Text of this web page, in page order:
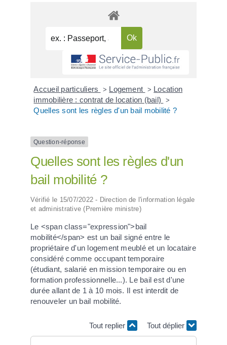
Accueil particuliers > Logement > Location
immobilière : contrat de location (bail)
>
Quelles sont les règles d'un bail mobilité ?
Question-réponse
Quelles sont les règles d'un
bail mobilité ?
Vérifié le 15/07/2022 - Direction de l'information légale
et administrative (Première ministre)
Le <span class="expression">bail
mobilité</span> est un bail signé entre le
propriétaire d'un logement meublé et un locataire
considéré comme occupant temporaire
(étudiant, salarié en mission temporaire ou en
formation professionnelle...). Le bail est d'une
durée allant de 1 à 10 mois. Il est interdit de
renouveler un bail mobilité.
Tout replier Tout déplier